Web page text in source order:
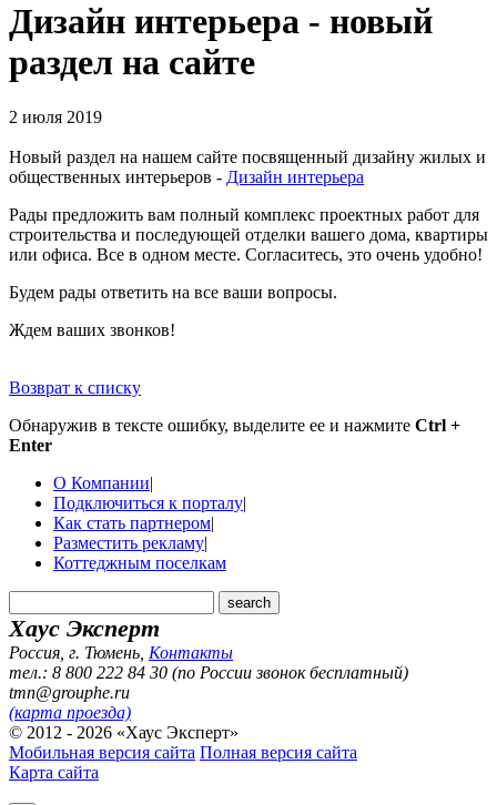
Дизайн интерьера - новый
раздел на сайте
2 июля 2019
Новый раздел на нашем сайте посвященный дизайну жилых и
общественных интерьеров - Дизайн интерьера
Рады предложить вам полный комплекс проектных работ для
строительства и последующей отделки вашего дома, квартиры
или офиса. Все в одном месте. Согласитесь, это очень удобно!
Будем рады ответить на все ваши вопросы.
Ждем ваших звонков!
Возврат к списку
Обнаружив в тексте ошибку, выделите ее и нажмите Ctrl +
Enter
О Компании|
Подключиться к порталу|
Как стать партнером|
Разместить рекламу|
Коттеджным поселкам
Хаус Эксперт
Россия, г. Тюмень Контакты
тел.: 8 800 222 84 30 (по России звонок бесплатный)
tmn@grouphe.ru
(карта проезда)
© 2012 - 2026 «Хаус Эксперт»
Мобильная версия сайта Полная версия сайта
Карта сайта